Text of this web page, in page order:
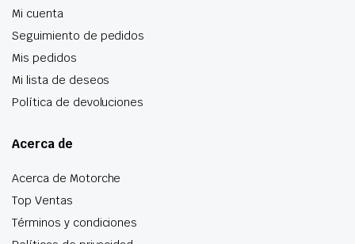
Mi cuenta
Seguimiento de pedidos
Mis pedidos
Mi lista de deseos
Política de devoluciones
Acerca de
Acerca de Motorche
Top Ventas
Términos y condiciones